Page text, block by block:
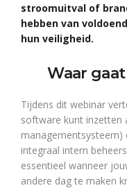
stroomuitval of
hebben van
hun veiligheid.
Waar
Tijdens dit webinar
software kunt inzetten
managementsysteem)
integraal intern
essentieel wanneer
andere dag te maken